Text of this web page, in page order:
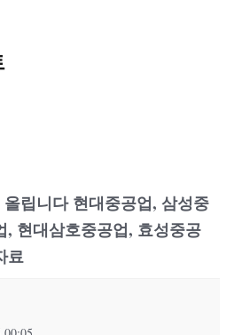
립니다 현대중공업, 삼성중
, 현대삼호중공업, 효성중공
료